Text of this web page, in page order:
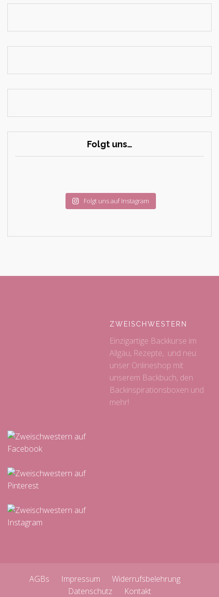
Folgt uns…
Folgt uns auf Instagram
ZWEISCHWESTERN
Einzigartige Backkurse im
Allgäu, Rezepte, und neu:
unser Onlineshop mit
unserem Backbuch, den
Backinspirationsboxen und
mehr!
AGBs Impressum
Widerrufsbelehrung
Datenschutz
Kontakt